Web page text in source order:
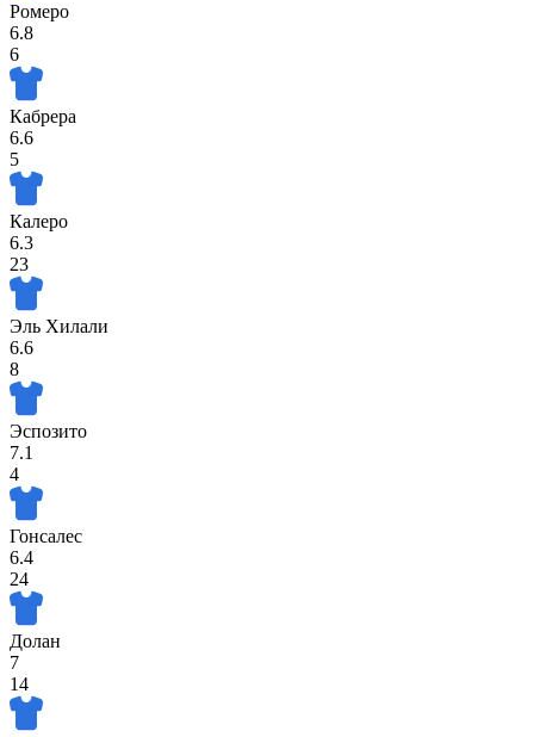
Ромеро
6.8
6
Кабрера
6.6
5
Калеро
6.3
23
Эль Хилали
6.6
8
Эспозито
7.1
4
Гонсалес
6.4
24
Долан
7
14